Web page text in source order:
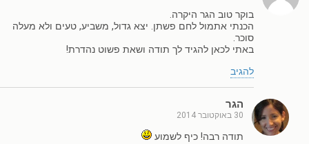
בוקר טוב הגר היקרה.
הכנתי אתמול לחם פשתן. יצא גדול, משביע, טעים ולא מעלה
סוכר.
באתי לכאן להגיד לך תודה ושאת פשוט נהדרת!
להגיב
הגר
30 באוקטובר 2014
תודה רבה! כיף לשמוע